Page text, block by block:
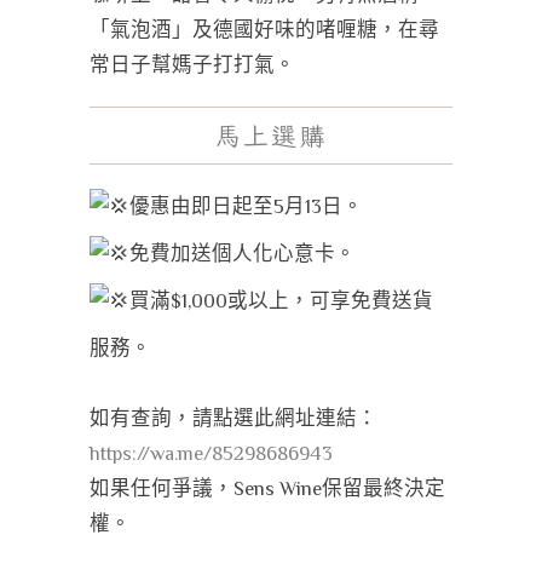
「氣泡酒」及德國好味的啫喱糖，在尋
常日子幫媽子打打氣。
馬上選購
優惠由即日起至5月13日。
免費加送個人化心意卡。
買滿$1,000或以上，可享免費送貨
服務。
如有查詢，請點選此網址連結：
https://wa.me/85298686943
如果任何爭議，Sens Wine保留最終決定
權。